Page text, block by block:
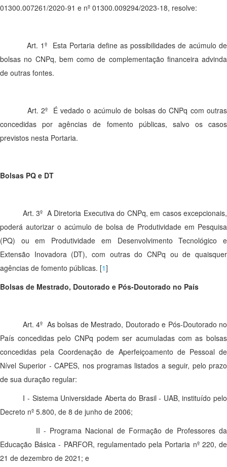
01300.007261/2020-91 e nº 01300.009294/2023-18, resolve:
Art. 1º Esta Portaria define as possibilidades de acúmulo de
bolsas no CNPq, bem como de complementação financeira advinda
de outras fontes.
Art. 2º É vedado o acúmulo de bolsas do CNPq com outras
concedidas por agências de fomento públicas, salvo os casos
previstos nesta Portaria.
Bolsas PQ e DT
Art. 3º A Diretoria Executiva do CNPq, em casos excepcionais,
poderá autorizar o acúmulo de bolsa de Produtividade em Pesquisa
(PQ) ou em Produtividade em Desenvolvimento Tecnológico e
Extensão Inovadora (DT), com outras do CNPq ou de quaisquer
agências de fomento públicas. [1]
Bolsas de Mestrado, Doutorado e Pós-Doutorado no País
Art. 4º As bolsas de Mestrado, Doutorado e Pós-Doutorado no
País concedidas pelo CNPq podem ser acumuladas com as bolsas
concedidas pela Coordenação de Aperfeiçoamento de Pessoal de
Nível Superior - CAPES, nos programas listados a seguir, pelo prazo
de sua duração regular:
I - Sistema Universidade Aberta do Brasil - UAB, instituído pelo
Decreto nº 5.800, de 8 de junho de 2006;
II - Programa Nacional de Formação de Professores da
Educação Básica - PARFOR, regulamentado pela Portaria nº 220, de
21 de dezembro de 2021; e